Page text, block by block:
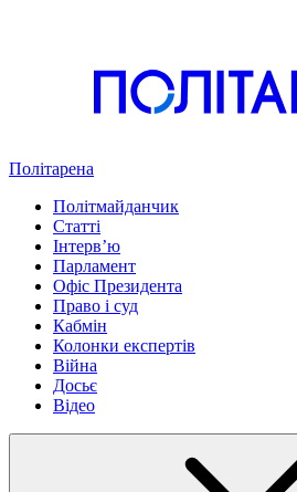
Політарена
Політмайданчик
Статті
Інтервʼю
Парламент
Офіс Президента
Право і суд
Кабмін
Колонки експертів
Війна
Досьє
Відео